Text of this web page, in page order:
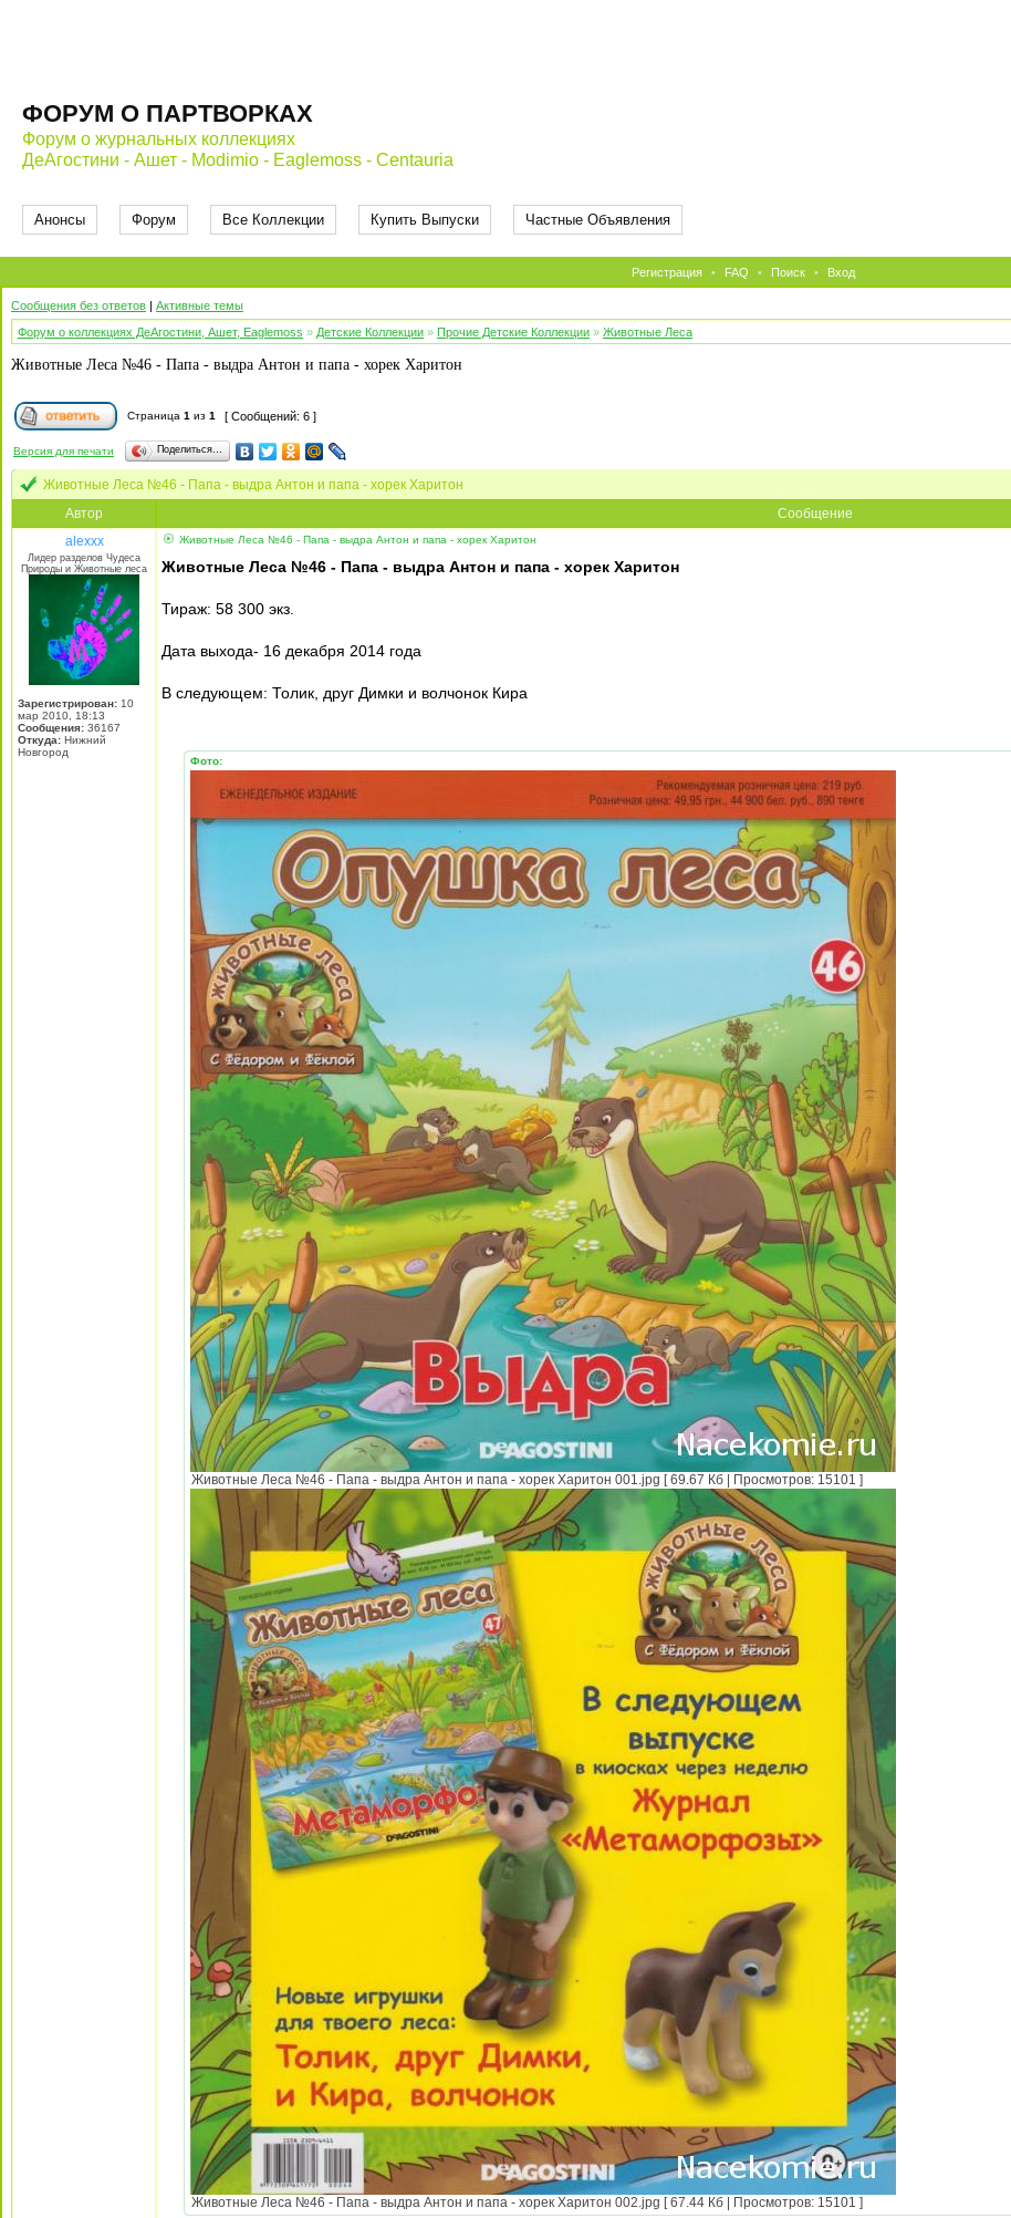
ФОРУМ О ПАРТВОРКАХ
Форум о журнальных коллекциях
ДеАгостини - Ашет - Modimio - Eaglemoss - Centauria
Анонсы Форум Все Коллекции Купить Выпуски Частные Объявления
Регистрация • FAQ • Поиск • Вход
Сообщения без ответов | Активные темы
Форум о коллекциях ДеАгостини, Ашет, Eaglemoss » Детские Коллекции » Прочие Детские Коллекции » Животные Леса
Животные Леса №46 - Папа - выдра Антон и папа - хорек Харитон
Страница 1 из 1 [ Сообщений: 6 ]
Версия для печати Поделиться…
Животные Леса №46 - Папа - выдра Антон и папа - хорек Харитон
Автор
Сообщение
alexxx
Лидер разделов Чудеса
Природы и Животные леса
Зарегистрирован: 10
мар 2010, 18:13
Сообщения: 36167
Откуда: Нижний
Новгород
Животные Леса №46 - Папа - выдра Антон и папа - хорек Харитон
Животные Леса №46 - Папа - выдра Антон и папа - хорек Харитон
Тираж: 58 300 экз.
Дата выхода- 16 декабря 2014 года
В следующем: Толик, друг Димки и волчонок Кира
Фото:
Животные Леса №46 - Папа - выдра Антон и папа - хорек Харитон 001.jpg [ 69.67 Кб | Просмотров: 15101 ]
Животные Леса №46 - Папа - выдра Антон и папа - хорек Харитон 002.jpg [ 67.44 Кб | Просмотров: 15101 ]